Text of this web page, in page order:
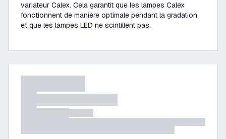
variateur Calex. Cela garantit que les lampes Calex
fonctionnent de manière optimale pendant la gradation
et que les lampes LED ne scintillent pas.